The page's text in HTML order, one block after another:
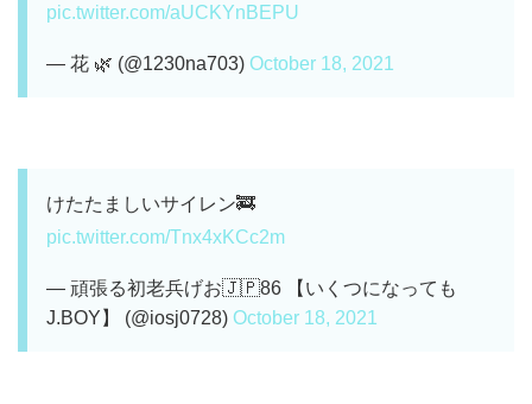
pic.twitter.com/aUCKYnBEPU
— 花 🌿 (@1230na703) October 18, 2021
けたたましいサイレン🚒
pic.twitter.com/Tnx4xKCc2m
— 頑張る初老兵げお🇯🇵86 【いくつになっても
J.BOY】 (@iosj0728) October 18, 2021